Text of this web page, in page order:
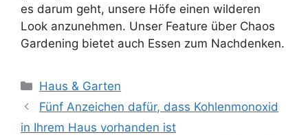
es darum geht, unsere Höfe einen wilderen
Look anzunehmen. Unser Feature über Chaos
Gardening bietet auch Essen zum Nachdenken.
Kategorien
Haus & Garten
Fünf Anzeichen dafür, dass Kohlenmonoxid
in Ihrem Haus vorhanden ist